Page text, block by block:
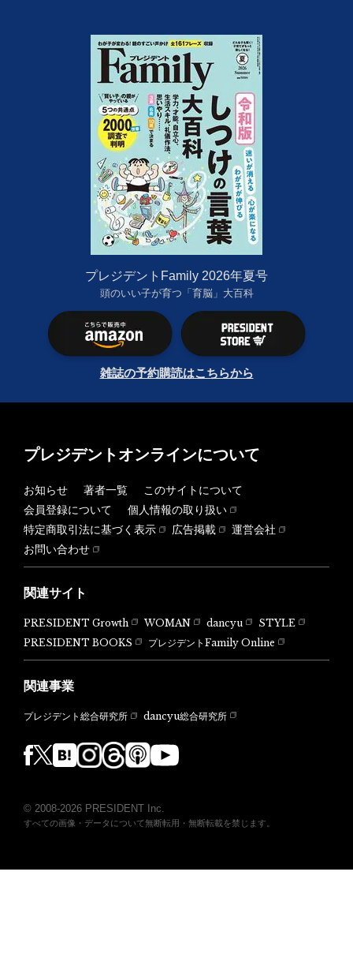
プレジデントFamily 2026年夏号
頭のいい子が育つ「育脳」大百科
雑誌の予約購読はこちらから
プレジデントオンラインについて
お知らせ 著者一覧
このサイトについて
会員登録について
個人情報の取り扱い
特定商取引法に基づく表示
広告掲載
運営会社
お問い合わせ
関連サイト
PRESIDENT Growth WOMAN dancyu
STYLE
PRESIDENT BOOKS
プレジデントFamily Online
関連事業
プレジデント総合研究所 dancyu総合研究所
© 2008-2026 PRESIDENT Inc.
すべての画像・データについて無断転用・無断転載を禁じます。